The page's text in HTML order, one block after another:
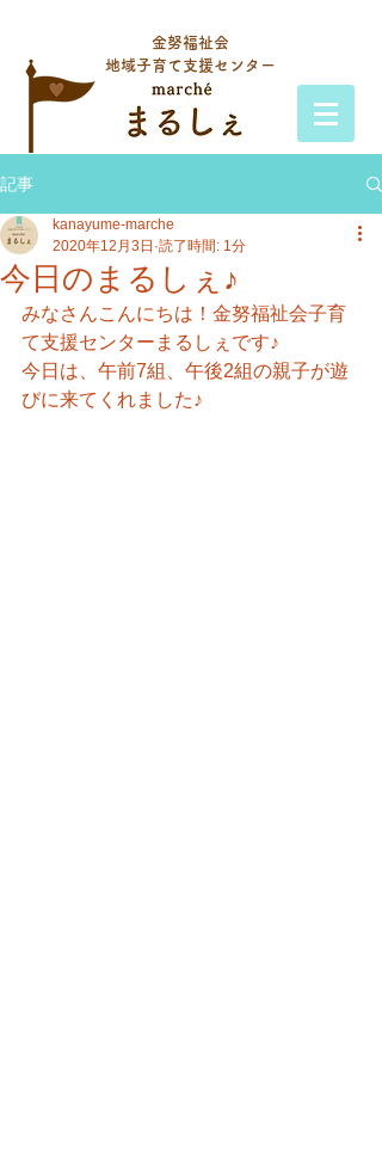
金努福祉会
地域子育て支援センター
記事
今日のまるしぇ♪
kanayume-marche
2020年12月3日 読了時間: 1分
みなさんこんにちは！金努福祉会子育
て支援センターまるしぇです♪
今日は、午前7組、午後2組の親子が遊
びに来てくれました♪